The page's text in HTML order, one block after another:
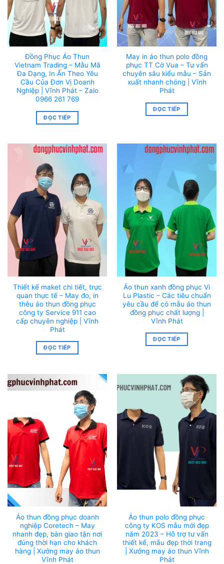
Đồng Phục Áo Thun
Vietnam Trading – Mẫu Mã
Đa Dạng, In Ấn Theo Yêu
Cầu Của Đơn Vị Doanh
Nghiệp | Vĩnh Phát – Zalo
0966 261 769
ĐỌC TIẾP
May in áo thun polo đồng
phục TT Cờ Vua – Tư vấn
chuyên sâu kiểu mẫu – Sản
xuất nhanh chóng | Vĩnh
Phát
ĐỌC TIẾP
Thiết kế maket chi tiết, trực
quan thực tế – May đo, in
thêu áo thun đồng phục
công ty Service 911 cao
cấp chuyên nghiệp | Vĩnh
Phát
ĐỌC TIẾP
Áo thun xanh đồng phục Vi
Lu Plastic – Các tiêu chuẩn
yêu cầu để có mẫu áo thun
đồng phục chất lượng |
Vĩnh Phát
ĐỌC TIẾP
Áo thun đồng phục doanh
nghiệp Coretech – May
nhanh đẹp, bàn giao tận nơi
đúng thời hạn cho khách
hàng | Xưởng may áo thun
Vĩnh Phát
Áo thun polo đồng phục
công ty KOS mẫu mới đẹp
năm 2023 – Hỗ trợ tư vấn
thiết kế, mẫu đẹp thời trang
| Xưởng may áo thun Vĩnh
Phát